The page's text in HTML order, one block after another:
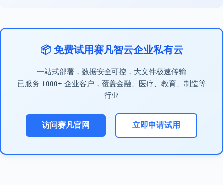
📦 免费试用赛凡智云企业私有云
一站式部署，数据安全可控，大文件极速传输
已服务 1000+ 企业客户，覆盖金融、医疗、教育、制造等
行业
访问赛凡官网 立即申请试用